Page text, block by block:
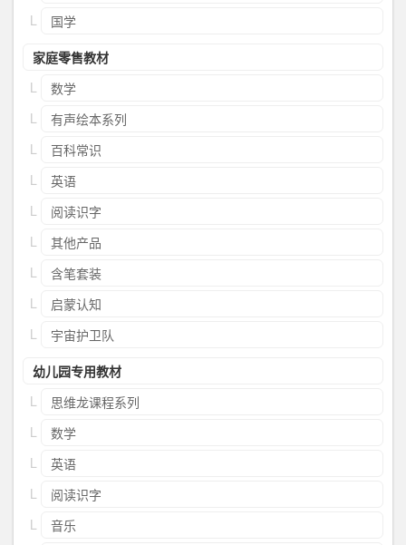
国学
家庭零售教材
数学
有声绘本系列
百科常识
英语
阅读识字
其他产品
含笔套装
启蒙认知
宇宙护卫队
幼儿园专用教材
思维龙课程系列
数学
英语
阅读识字
音乐